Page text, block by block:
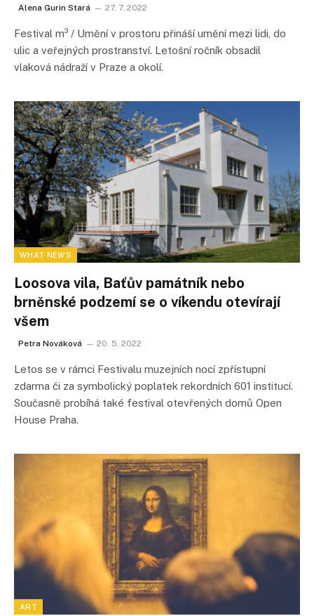
Alena Gurin Stará 27. 7. 2022
Festival m³ / Umění v prostoru přináší umění mezi lidi, do
ulic a veřejných prostranství. Letošní ročník obsadil
vlaková nádraží v Praze a okolí.
WHAT NEWS
Loosova vila, Baťův památník nebo
brněnské podzemí se o víkendu otevírají
všem
Petra Nováková 20. 5. 2022
Letos se v rámci Festivalu muzejních nocí zpřístupní
zdarma či za symbolický poplatek rekordních 601 institucí.
Současně probíhá také festival otevřených domů Open
House Praha.
ART